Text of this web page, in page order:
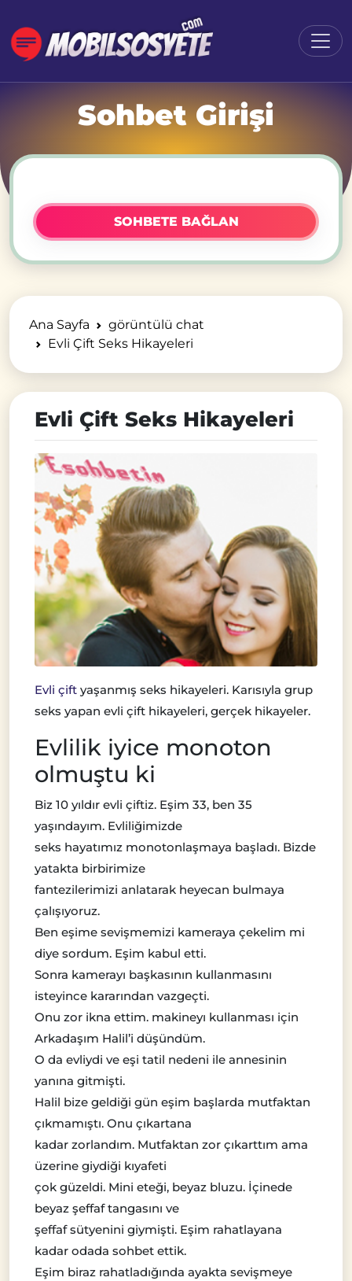
Sohbet Girişi
SOHBETE BAĞLAN
Ana Sayfa
görüntülü chat
Evli Çift Seks Hikayeleri
Evli Çift Seks Hikayeleri
Evli çift yaşanmış seks hikayeleri. Karısıyla grup
seks yapan evli çift hikayeleri, gerçek hikayeler.
Evlilik iyice monoton
olmuştu ki
Biz 10 yıldır evli çiftiz. Eşim 33, ben 35
yaşındayım. Evliliğimizde
seks hayatımız monotonlaşmaya başladı. Bizde
yatakta birbirimize
fantezilerimizi anlatarak heyecan bulmaya
çalışıyoruz.
Ben eşime sevişmemizi kameraya çekelim mi
diye sordum. Eşim kabul etti.
Sonra kamerayı başkasının kullanmasını
isteyince kararından vazgeçti.
Onu zor ikna ettim. makineyı kullanması için
Arkadaşım Halil’i düşündüm.
O da evliydi ve eşi tatil nedeni ile annesinin
yanına gitmişti.
Halil bize geldiği gün eşim başlarda mutfaktan
çıkmamıştı. Onu çıkartana
kadar zorlandım. Mutfaktan zor çıkarttım ama
üzerine giydiği kıyafeti
çok güzeldi. Mini eteği, beyaz bluzu. İçinede
beyaz şeffaf tangasını ve
şeffaf sütyenini giymişti. Eşim rahatlayana
kadar odada sohbet ettik.
Eşim biraz rahatladığında ayakta sevişmeye